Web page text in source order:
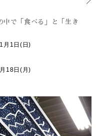
中で
「食べる」と「生き
月1日(日)
18日(月)